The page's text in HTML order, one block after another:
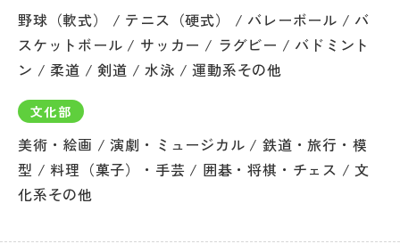
野球（軟式） / テニス（硬式） / バレーボール / バ
スケットボール / サッカー / ラグビー / バドミント
ン / 柔道 / 剣道 / 水泳 / 運動系その他
文化部
美術・絵画 / 演劇・ミュージカル / 鉄道・旅行・模
型 / 料理（菓子）・手芸 / 囲碁・将棋・チェス / 文
化系その他